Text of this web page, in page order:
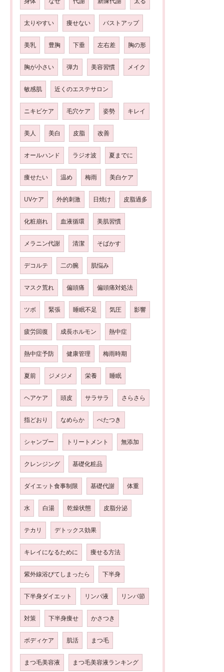
太りやすい 痩せない バストアップ
美乳 豊胸 下垂 左右差 胸の形
胸が小さい 弾力 美容習慣 メイク
敏感肌 近くのエステサロン
ニキビケア 毛穴ケア 姿勢 キレイ
美人 美白 皮脂 改善
オールハンド ラジオ波 夏までに
痩せたい 温め 梅雨 美白ケア
UVケア 外的刺激 日焼け 皮脂過多
化粧崩れ 血液循環 美肌習慣
メラニン代謝 清潔 そばかす
デコルテ 二の腕 肌悩み
マスク荒れ 偏頭痛 偏頭痛対処法
ツボ 緊張 睡眠不足 気圧 影響
疲労回復 成長ホルモン 熱中症
熱中症予防 健康管理 梅雨時期
夏前 ジメジメ 栄養 睡眠
ヘアケア 頭皮 サラサラ さらさら
指どおり なめらか べたつき
シャンプー トリートメント 無添加
クレンジング 基礎化粧品
ダイエット食事制限 基礎代謝 体重
水 白湯 乾燥状態 皮脂分泌
テカリ デトックス効果
キレイになるために 痩せる方法
紫外線浴びてしまったら 下半身
下半身ダイエット リンパ液 リンパ節
対策 下半身痩せ かさつき
ボディケア 肌活 まつ毛
まつ毛美容液 まつ毛美容液ランキング